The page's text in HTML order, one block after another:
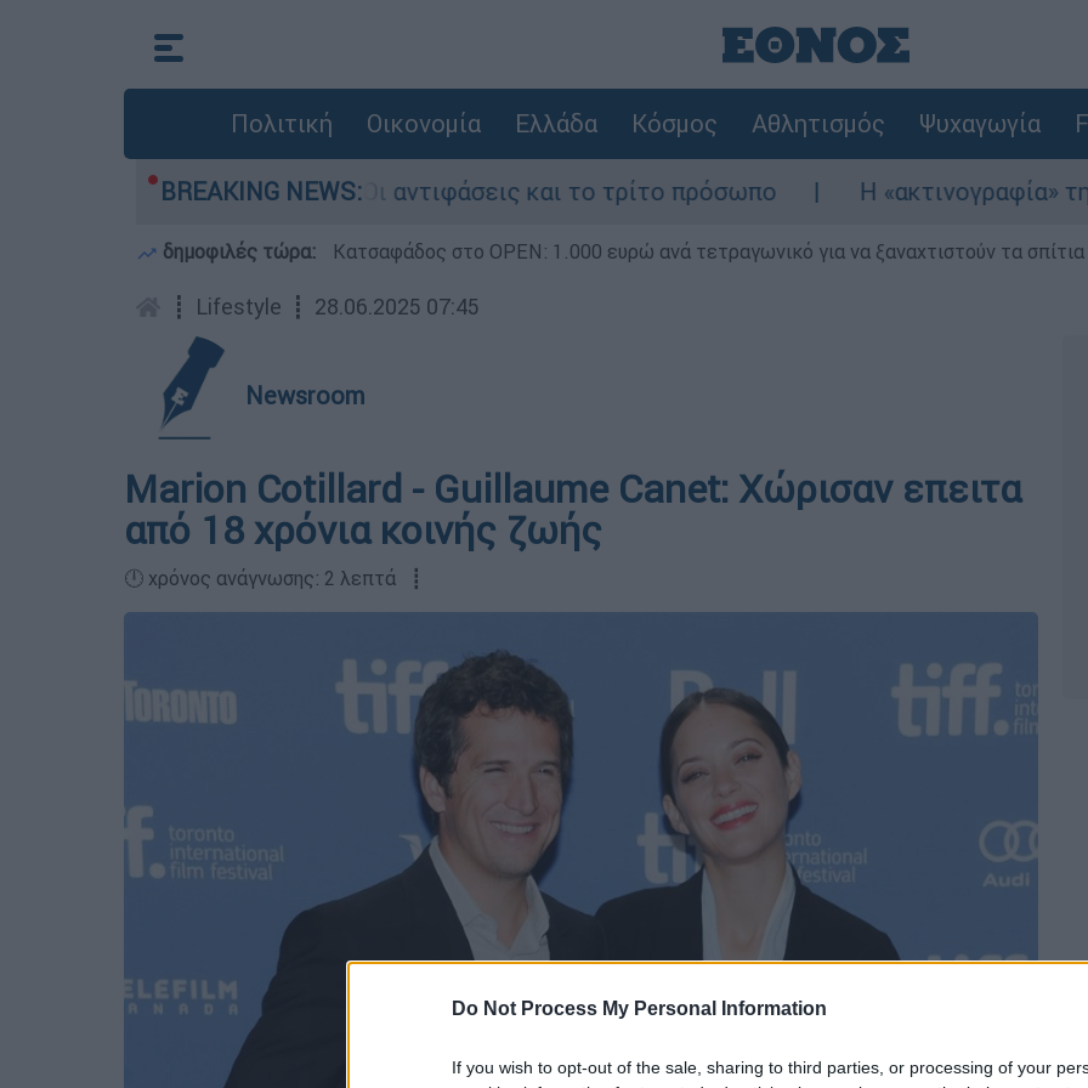
Do Not Process My Personal Information
If you wish to opt-out of the sale, sharing to third parties, or processing of your
Πολιτική Οικονομία Ελλάδα Κόσμος Αθλητισμός Ψυχαγωγία
BREAKING NEWS:
στην Κυψέλη: Οι αντιφάσεις και το τρίτο πρόσωπο Η «ακτινογραφία» της
δημοφιλές τώρα: Κατσαφάδος στο OPEN: 1.000 ευρώ ανά τετραγωνικό για να ξαναχτιστούν τα σπίτια
┋ Lifestyle ┋ 28.06.2025 07:45
Newsroom
Marion Cotillard - Guillaume Canet: Χώρισαν επειτα
από 18 χρόνια κοινής ζωής
🕛 χρόνος ανάγνωσης: 2 λεπτά ┋